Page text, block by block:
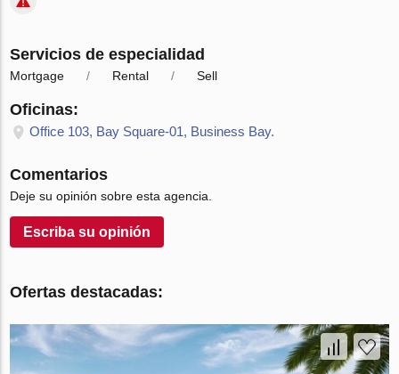
Servicios de especialidad
Mortgage Rental Sell
Oficinas:
Office 103, Bay Square-01, Business Bay.
Comentarios
Deje su opinión sobre esta agencia.
Escriba su opinión
Ofertas destacadas: